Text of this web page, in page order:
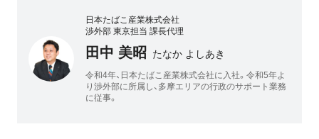
日本たばこ産業株式会社
渉外部 東京担当 課長代理
田中 美昭 たなか よしあき
令和4年、日本たばこ産業株式会社に入社。令和5年よ
り渉外部に所属し、多摩エリアの行政のサポート業務
に従事。